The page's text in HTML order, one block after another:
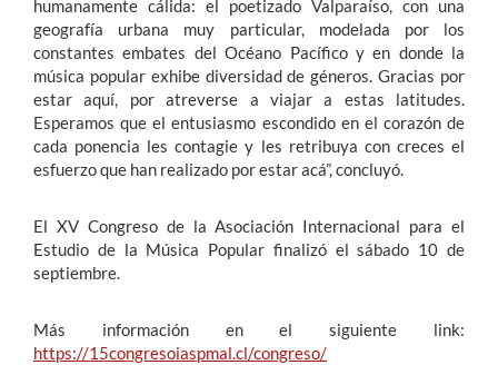
humanamente cálida: el poetizado Valparaíso, con una
geografía urbana muy particular, modelada por los
constantes embates del Océano Pacífico y en donde la
música popular exhibe diversidad de géneros. Gracias por
estar aquí, por atreverse a viajar a estas latitudes.
Esperamos que el entusiasmo escondido en el corazón de
cada ponencia les contagie y les retribuya con creces el
esfuerzo que han realizado por estar acá”, concluyó.
El XV Congreso de la Asociación Internacional para el
Estudio de la Música Popular finalizó el sábado 10 de
septiembre.
Más información en el siguiente link:
https://15congresoiaspmal.cl/congreso/